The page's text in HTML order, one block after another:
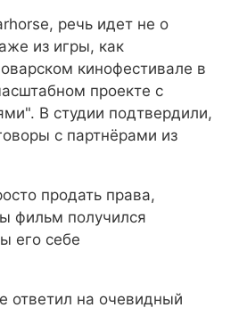
речь идет не о
из игры, как
кинофестивале в
проекте с
В студии подтвердили,
с партнёрами из
продать права,
фильм получился
его себе
ответил на очевидный